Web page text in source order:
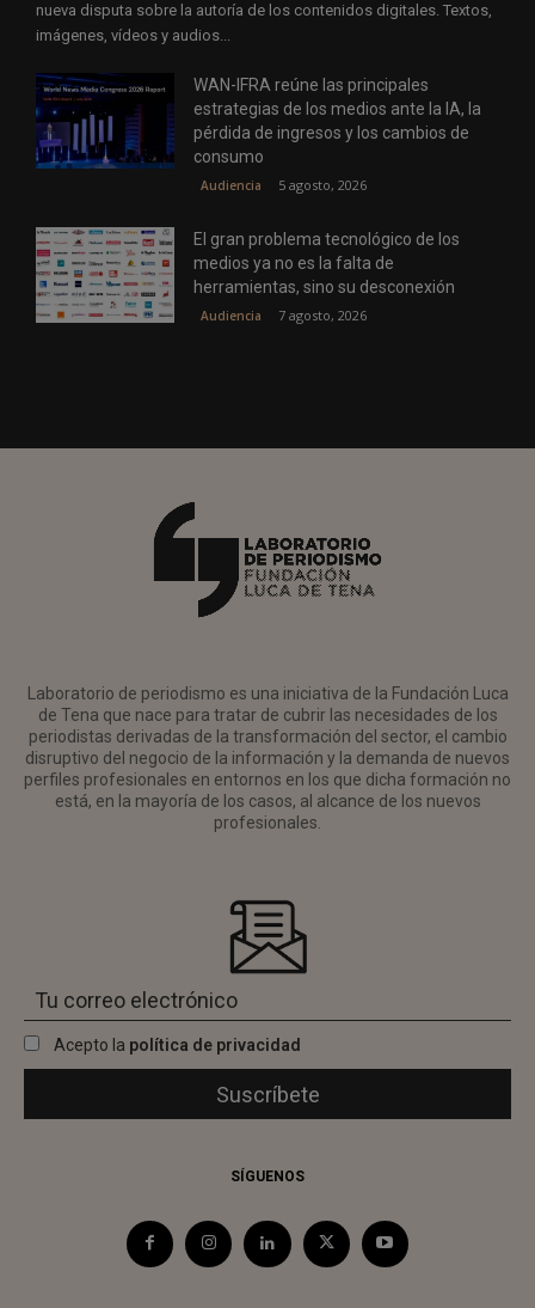
nueva disputa sobre la autoría de los contenidos digitales. Textos,
imágenes, vídeos y audios...
WAN-IFRA reúne las principales
estrategias de los medios ante la IA, la
pérdida de ingresos y los cambios de
consumo
Audiencia 5 agosto, 2026
El gran problema tecnológico de los
medios ya no es la falta de
herramientas, sino su desconexión
Audiencia 7 agosto, 2026
Laboratorio de periodismo es una iniciativa de la Fundación Luca
de Tena que nace para tratar de cubrir las necesidades de los
periodistas derivadas de la transformación del sector, el cambio
disruptivo del negocio de la información y la demanda de nuevos
perfiles profesionales en entornos en los que dicha formación no
está, en la mayoría de los casos, al alcance de los nuevos
profesionales.
Acepto la política de privacidad
SÍGUENOS